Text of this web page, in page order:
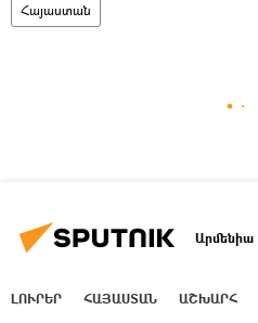
Հայաստան
Արմենիա
ԼՈՒՐԵՐ ՀԱՅԱՍՏԱՆ ԱՇԽԱՐՀ